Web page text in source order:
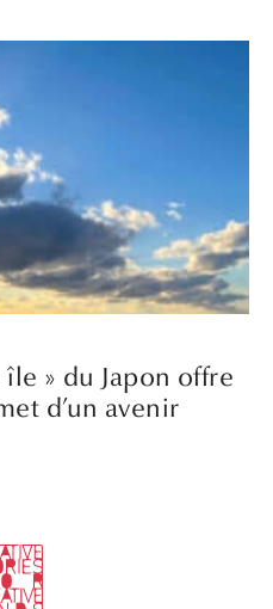
» du Japon offre
d’un avenir